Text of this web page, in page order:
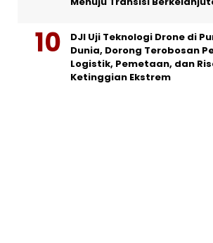
DJI Uji Teknologi Drone di
Dunia, Dorong Terobosan
Logistik, Pemetaan, dan
Ketinggian Ekstrem